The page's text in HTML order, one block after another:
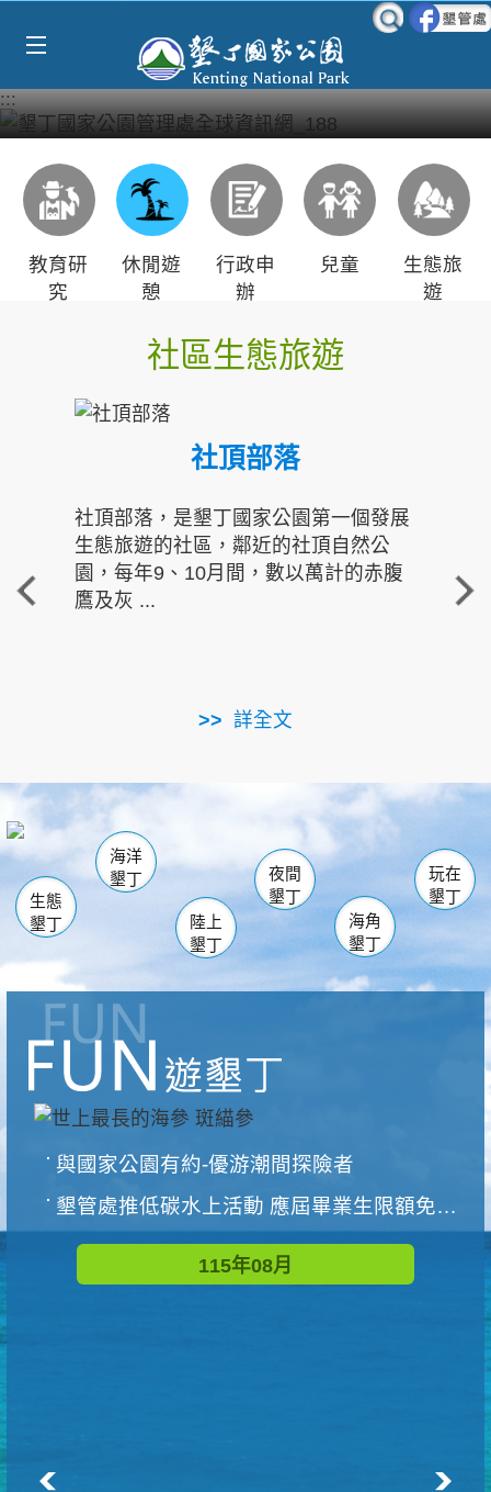
:::
教育研
究
休閒遊
憩
行政申
辦
兒童
生態旅
遊
社區生態旅遊
社頂部落
社頂部落，是墾丁國家公園第一個發展
生態旅遊的社區，鄰近的社頂自然公
園，每年9、10月間，數以萬計的赤腹
鷹及灰 ...
詳全文
重
走進
南仁湖
海生館
恆春 佳樂水
龍鑾潭自然中心 森林遊樂區
瓊麻館
關山 墾管處遊客中心
社頂公園 風吹沙
船帆石
白砂 龍磐公園
香蕉灣
砂島
鵝鑾鼻
生態
墾丁
海洋
墾丁
陸上
墾丁
夜間
墾丁
海角
墾丁
玩在
墾丁
與國家公園有約-優游潮間探險者
墾管處推低碳水上活動 應屆畢業生限額免費參加
115年08月